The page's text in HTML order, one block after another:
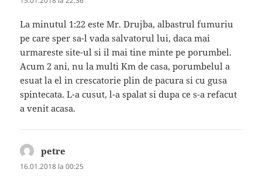
La minutul 1:22 este Mr. Drujba, albastrul fumuriu
pe care sper sa-l vada salvatorul lui, daca mai
urmareste site-ul si il mai tine minte pe porumbel.
Acum 2 ani, nu la multi Km de casa, porumbelul a
esuat la el in crescatorie plin de pacura si cu gusa
spintecata. L-a cusut, l-a spalat si dupa ce s-a refacut
a venit acasa.
petre
16.01.2018 la 00:25